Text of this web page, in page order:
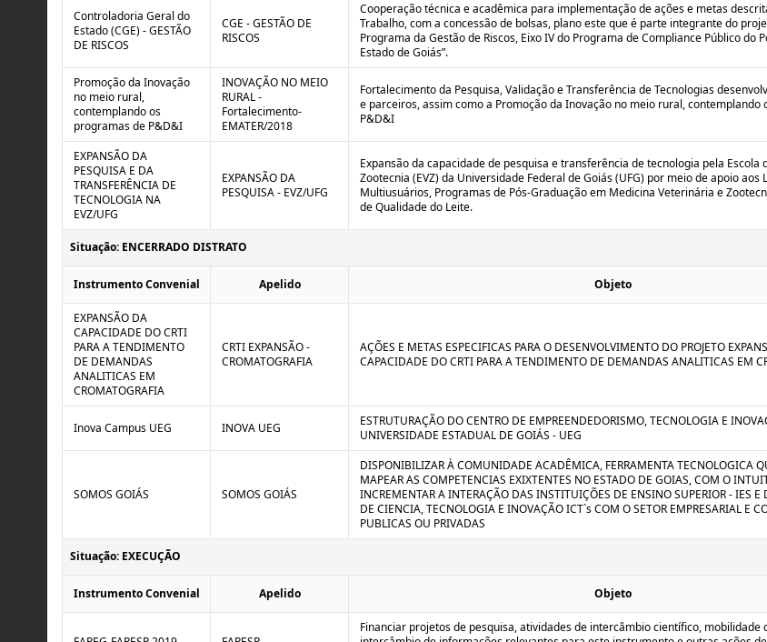
Controladoria Geral do
Estado (CGE) - GESTÃO
DE RISCOS
CGE - GESTÃO DE
RISCOS
Cooperação técnica e acadêmica para implementação de ações e metas
Trabalho, com a concessão de bolsas, plano este que é parte integrante do
Programa da Gestão de Riscos, Eixo IV do Programa de Compliance Público do
Estado de Goiás”.
Promoção da Inovação
no meio rural,
contemplando os
programas de P&D&I
INOVAÇÃO NO MEIO
RURAL -
Fortalecimento-
EMATER/2018
Fortalecimento da Pesquisa, Validação e Transferência de Tecnologias
e parceiros, assim como a Promoção da Inovação no meio rural, contemplando
P&D&I
EXPANSÃO DA
PESQUISA E DA
TRANSFERÊNCIA DE
TECNOLOGIA NA
EVZ/UFG
EXPANSÃO DA
PESQUISA - EVZ/UFG
Expansão da capacidade de pesquisa e transferência de tecnologia pela Escola
Zootecnia (EVZ) da Universidade Federal de Goiás (UFG) por meio de apoio aos
Multiusuários, Programas de Pós-Graduação em Medicina Veterinária e
de Qualidade do Leite.
Situação: ENCERRADO DISTRATO
Instrumento Convenial Apelido Objeto
EXPANSÃO DA
CAPACIDADE DO CRTI
PARA A TENDIMENTO
DE DEMANDAS
ANALITICAS EM
CROMATOGRAFIA
CRTI EXPANSÃO -
CROMATOGRAFIA
AÇÕES E METAS ESPECIFICAS PARA O DESENVOLVIMENTO DO PROJETO
CAPACIDADE DO CRTI PARA A TENDIMENTO DE DEMANDAS ANALITICAS EM
Inova Campus UEG INOVA UEG
ESTRUTURAÇÃO DO CENTRO DE EMPREENDEDORISMO, TECNOLOGIA E
UNIVERSIDADE ESTADUAL DE GOIÁS - UEG
SOMOS GOIÁS SOMOS GOIÁS
DISPONIBILIZAR À COMUNIDADE ACADÊMICA, FERRAMENTA TECNOLOGICA
MAPEAR AS COMPETENCIAS EXIXTENTES NO ESTADO DE GOIAS, COM O
INCREMENTAR A INTERAÇÃO DAS INSTITUIÇÕES DE ENSINO SUPERIOR - IES E
DE CIENCIA, TECNOLOGIA E INOVAÇÃO ICT`s COM O SETOR EMPRESARIAL E
PUBLICAS OU PRIVADAS
Situação: EXECUÇÃO
Instrumento Convenial Apelido Objeto
Financiar projetos de pesquisa, atividades de intercâmbio científico, mobilidade